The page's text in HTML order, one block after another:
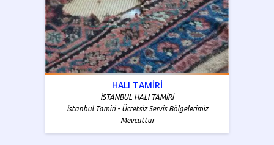
HALI TAMİRİ
İSTANBUL HALI TAMİRİ
İstanbul Tamiri - Ücretsiz Servis Bölgelerimiz
Mevcuttur